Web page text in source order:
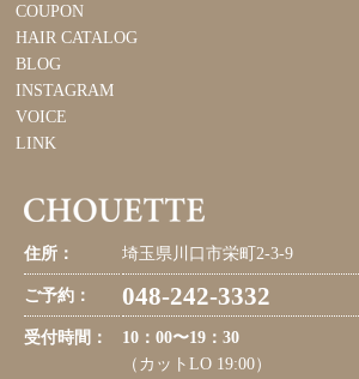
COUPON
HAIR CATALOG
BLOG
INSTAGRAM
VOICE
LINK
住所： 埼玉県川口市栄町2-3-9
ご予約： 048-242-3332
受付時間：
10：00〜19：30
（カットLO 19:00）